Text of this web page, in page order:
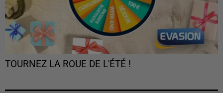
TOURNEZ LA ROUE DE L'ÉTÉ !